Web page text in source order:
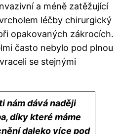
a méně zatěžující
léčby chirurgický
opakovaných zákrocích.
často nebylo pod plnou
se stejnými
nám dává naději
díky které máme
daleko více pod